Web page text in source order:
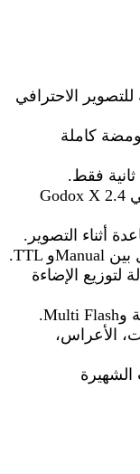
ثانية للتصوير الاحترافي
بطارية ليثيوم قوية توفر حتى 480 ومضة كاملة
.
أثناء التصوير .
بين
وManual.
الإضاءة
وMulti Flash.
الأعراس،